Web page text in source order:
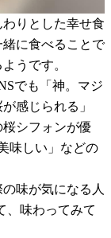
りとした幸せ食
に食べることで
うです。
でも「神。マジ
感じられる」
桜シフォンが優
味しい」などの
味が気になる人
、味わってみて